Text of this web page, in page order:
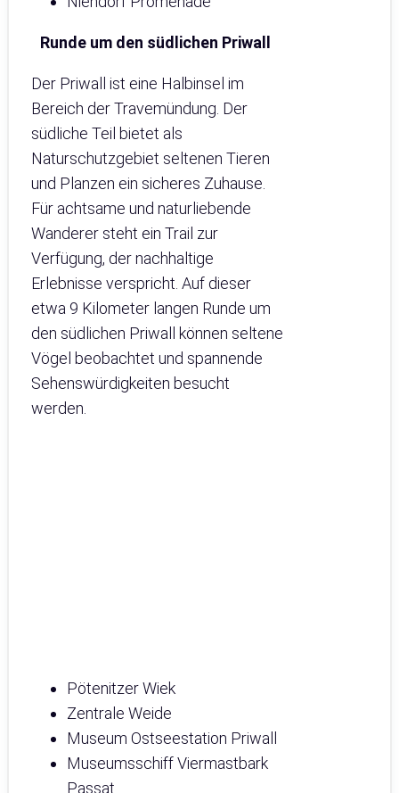
Runde um den südlichen Priwall
Der Priwall ist eine Halbinsel im
Bereich der Travemündung. Der
südliche Teil bietet als
Naturschutzgebiet seltenen Tieren
und Planzen ein sicheres Zuhause.
Für achtsame und naturliebende
Wanderer steht ein Trail zur
Verfügung, der nachhaltige
Erlebnisse verspricht. Auf dieser
etwa 9 Kilometer langen Runde um
den südlichen Priwall können seltene
Vögel beobachtet und spannende
Sehenswürdigkeiten besucht
werden.
Pötenitzer Wiek
Zentrale Weide
Museum Ostseestation Priwall
Museumsschiff Viermastbark
Passat